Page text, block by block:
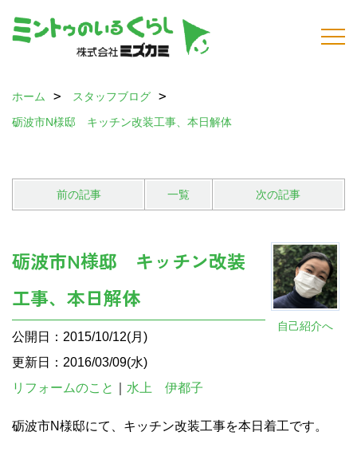
ホーム
スタッフブログ
砺波市N様邸 キッチン改装工事、本日解体
前の記事 一覧 次の記事
自己紹介へ
砺波市N様邸 キッチン改装
工事、本日解体
公開日：2015/10/12(月)
更新日：2016/03/09(水)
リフォームのこと
水上 伊都子
砺波市N様邸にて、キッチン改装工事を本日着工です。